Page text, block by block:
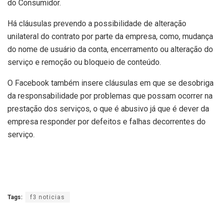
do Consumidor.
Há cláusulas prevendo a possibilidade de alteração
unilateral do contrato por parte da empresa, como, mudança
do nome de usuário da conta, encerramento ou alteração do
serviço e remoção ou bloqueio de conteúdo.
O Facebook também insere cláusulas em que se desobriga
da responsabilidade por problemas que possam ocorrer na
prestação dos serviços, o que é abusivo já que é dever da
empresa responder por defeitos e falhas decorrentes do
serviço.
Tags: f3 noticias